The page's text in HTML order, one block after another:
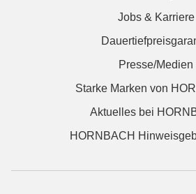
Jobs & Karriere
Presse/Medien
Starke Marken von
Aktuelles bei
HORNBACH